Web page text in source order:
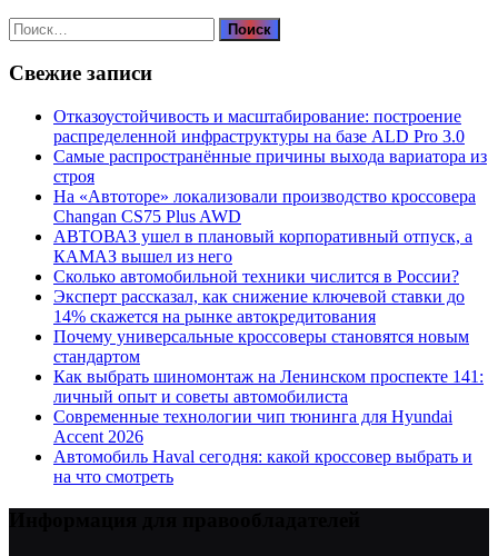
Найти:
Свежие записи
Отказоустойчивость и масштабирование: построение
распределенной инфраструктуры на базе ALD Pro 3.0
Самые распространённые причины выхода вариатора из
строя
На «Автоторе» локализовали производство кроссовера
Changan CS75 Plus AWD
АВТОВАЗ ушел в плановый корпоративный отпуск, а
КАМАЗ вышел из него
Сколько автомобильной техники числится в России?
Эксперт рассказал, как снижение ключевой ставки до
14% скажется на рынке автокредитования
Почему универсальные кроссоверы становятся новым
стандартом
Как выбрать шиномонтаж на Ленинском проспекте 141:
личный опыт и советы автомобилиста
Современные технологии чип тюнинга для Hyundai
Accent 2026
Автомобиль Haval сегодня: какой кроссовер выбрать и
на что смотреть